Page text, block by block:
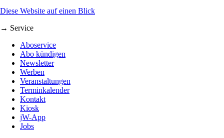
Diese Website auf einen Blick
→ Service
Aboservice
Abo kündigen
Newsletter
Werben
Veranstaltungen
Terminkalender
Kontakt
Kiosk
jW-App
Jobs